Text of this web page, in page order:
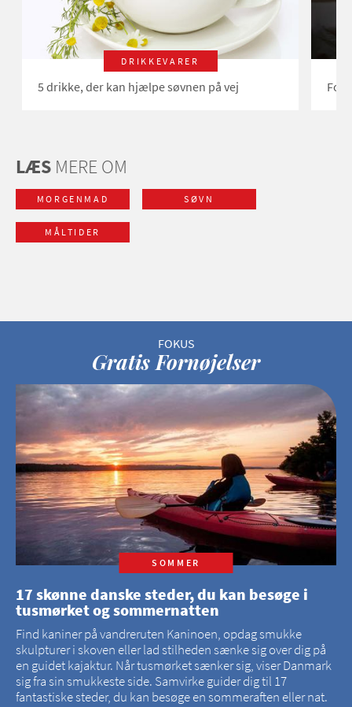
DRIKKEVARER
5 drikke, der kan hjælpe søvnen på vej For
LÆS MERE OM
MORGENMAD SØVN
MÅLTIDER
Gratis Fornøjelser
SOMMER
17 skønne danske steder, du kan besøge i
tusmørket og sommernatten
Find kaniner på vandreruten Kaninoen, opdag smukke
skulpturer i skoven eller lad stilheden sænke sig over dig på
en guidet kajaktur. Når tusmørket sænker sig, viser Danmark
sig fra sin smukkeste side. Samvirke guider dig til 17
fantastiske steder, du kan besøge en sommeraften eller nat.